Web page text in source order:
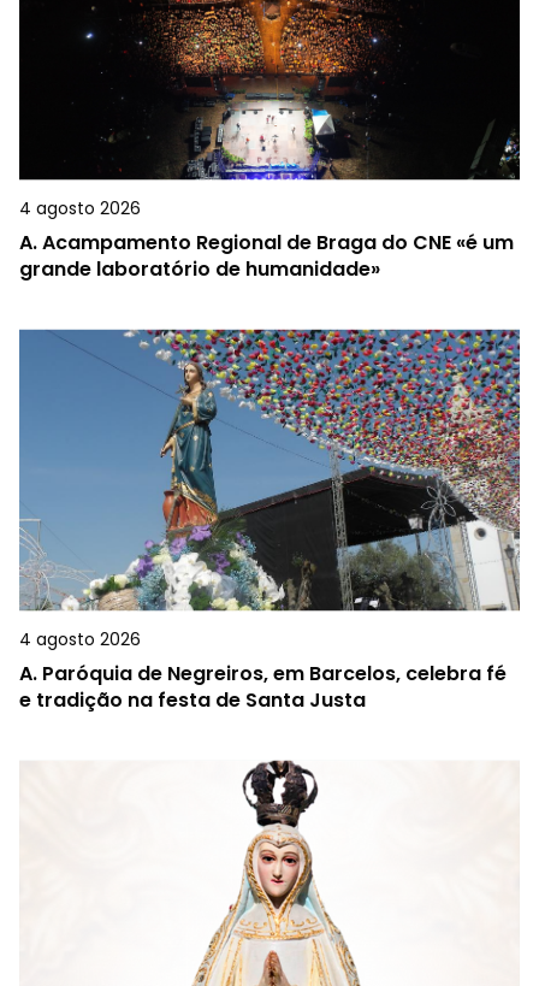
4 agosto 2026
A.Acampamento Regional de Braga do CNE «é um
grande laboratório de humanidade»
4 agosto 2026
A. Paróquia de Negreiros, em Barcelos, celebra fé
e tradição na festa de Santa Justa